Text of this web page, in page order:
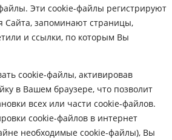
Эти cookie-файлы регистрируют
запоминают страницы,
и ссылки, по которым Вы
cookie-файлы, активировав
в Вашем браузере, что позволит
всех или части cookie-файлов.
cookie-файлов в интернет
необходимые cookie-файлы), Вы